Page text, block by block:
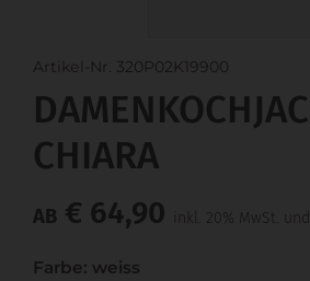
Artikel-Nr. 320P02K19900
CHIARA
AB € 64,90 inkl. 20% MwSt.
Farbe: weiss